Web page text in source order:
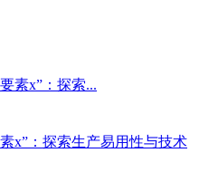
x”：探索生产易用性与技术